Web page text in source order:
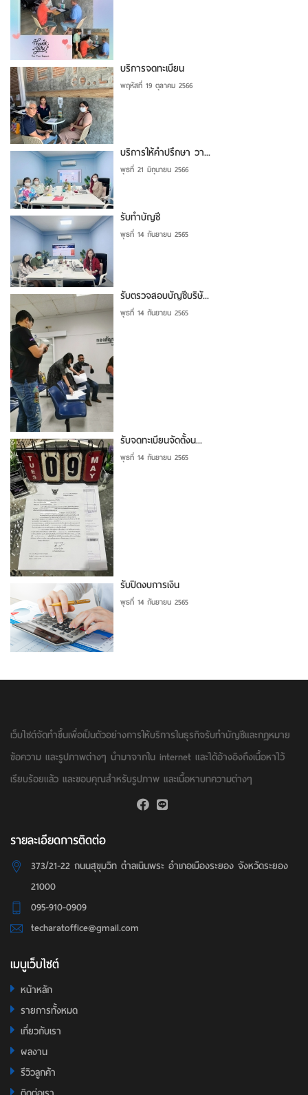
บริการจดทะเบียน
พฤหัสที่ 19 ตุลาคม 2566
บริการให้คำปรึกษา วา...
พุธที่ 21 มิถุนายน 2566
รับทำบัญชี
พุธที่ 14 กันยายน 2565
รับตรวจสอบบัญชีบริษั...
พุธที่ 14 กันยายน 2565
รับจดทะเบียนจัดตั้งน...
พุธที่ 14 กันยายน 2565
รับปิดงบการเงิน
พุธที่ 14 กันยายน 2565
เว็บไซต์จัดทำขึ้นเพื่อเป็นตัวอย่างการให้บริการในธุรกิจรับทำบัญชีและกฏหมาย
ข้อความ และรูปภาพต่างๆ นำมาจากใน internet และได้อ้างอิงถึงเนื้อหาไว้
เรียบร้อยแล้ว และขอบคุณสำหรับรูปภาพ และเนื้อหาบทความต่างๆ
รายละเอียดการติดต่อ
373/21-22 ถนนสุขุมวิท ตำลเนินพระ อำเภอเมืองระยอง จังหวัดระยอง
21000
095-910-0909
techaratoffice@gmail.com
เมนูเว็บไซต์
หน้าหลัก
รายการทั้งหมด
เกี่ยวกับเรา
ผลงาน
รีวิวลูกค้า